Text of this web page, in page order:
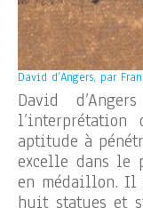
David d’Angers, par
David
aptitude à
excelle dans le
en médaillon. Il
huit statues et